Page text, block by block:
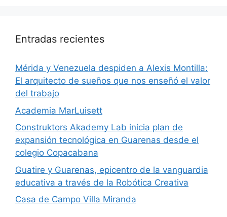
Entradas recientes
​Mérida y Venezuela despiden a Alexis Montilla:
El arquitecto de sueños que nos enseñó el valor
del trabajo
Academia MarLuisett
Construktors Akademy Lab inicia plan de
expansión tecnológica en Guarenas desde el
colegio Copacabana
Guatire y Guarenas, epicentro de la vanguardia
educativa a través de la Robótica Creativa
Casa de Campo Villa Miranda